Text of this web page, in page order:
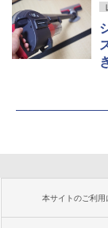
本サイトのご利用